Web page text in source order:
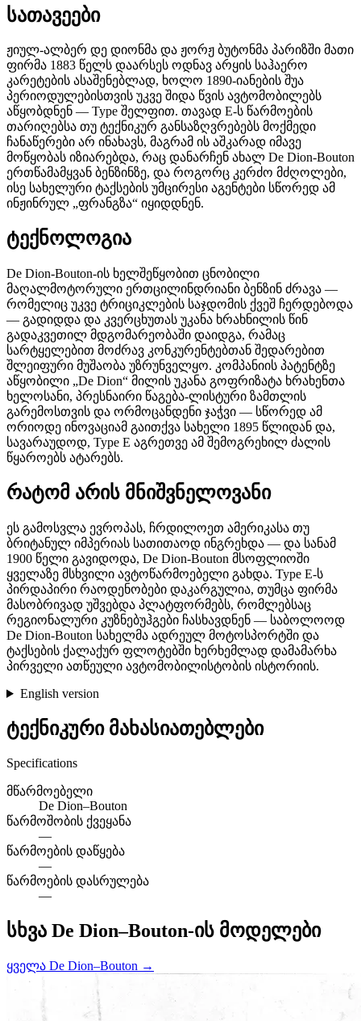
სათავეები
ჟიულ-ალბერ დე დიონმა და ჟორჟ ბუტონმა პარიზში მათი
ფირმა 1883 წელს დაარსეს ოდნავ არყის საჰაერო
კარეტების ასაშენებლად, ხოლო 1890-იანების შუა
პერიოდულებისთვის უკვე შიდა წვის ავტომობილებს
აწყობდნენ — Type შელფით. თავად E-ს წარმოების
თარიღებსა თუ ტექნიკურ განსაზღვრებებს მოქმედი
ჩანაწერები არ ინახავს, მაგრამ ის აშკარად იმავე
მოწყობას იზიარებდა, რაც დანარჩენ ახალ De Dion-Bouton
ერთწამამყვან ბენზინზე, და როგორც კერძო მძღოლები,
ისე სახელური ტაქსების უმცირესი აგენტები სწორედ ამ
ინჟინრულ „ფრანგზა“ იყიდდნენ.
ტექნოლოგია
De Dion-Bouton-ის ხელშეწყობით ცნობილი
მაღალმოტორული ერთცილინდრიანი ბენზინ ძრავა —
რომელიც უკვე ტრიციკლების საჯდომის ქვეშ ჩერდებოდა
— გადიდდა და კვერცხუთას უკანა ხრახნილის წინ
გადაკვეთილ მდგომარეობაში დაიდგა, რამაც
სარტყელებით მოძრავ კონკურენტებთან შედარებით
შლეიფური მუშაობა უზრუნველყო. კომპანიის პატენტზე
აწყობილი „De Dion“ მილის უკანა გოფრიზატა ხრახენთა
ხელოსანი, პრესნაირი წაგება-ლისტური ზამთლის
გარემოსთვის და ორმოცანდენი ჯაჭვი — სწორედ ამ
ორიოდე ინოვაციამ გაითქვა სახელი 1895 წლიდან და,
სავარაუდოდ, Type E აგრეთვე ამ შემოგრეხილ ძალის
წყაროებს ატარებს.
რატომ არის მნიშვნელოვანი
ეს გამოსვლა ევროპას, ჩრდილოეთ ამერიკასა თუ
ბრიტანულ იმპერიას სათითაოდ ინგრეხდა — და სანამ
1900 წელი გავიდოდა, De Dion-Bouton მსოფლიოში
ყველაზე მსხვილი ავტოწარმოებელი გახდა. Type E-ს
პირდაპირი რაოდენობები დაკარგულია, თუმცა ფირმა
მასობრივად უშვებდა პლატფორმებს, რომლებსაც
რეგიონალური კუზნებუჰგები ჩასხავდნენ — საბოლოოდ
De Dion-Bouton სახელმა ადრეულ მოტოსპორტში და
ტაქსების ქალაქურ ფლოტებში ხერხემლად დამამარხა
პირველი ათწეული ავტომობილისტობის ისტორიის.
English version
ტექნიკური მახასიათებლები
Specifications
მწარმოებელი
De Dion–Bouton
წარმოშობის ქვეყანა
—
წარმოების დაწყება
—
წარმოების დასრულება
—
სხვა De Dion–Bouton-ის მოდელები
ყველა De Dion–Bouton →